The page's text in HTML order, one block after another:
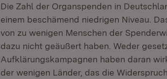
Die Zahl der Organspenden in
einem beschämend niedrigen Niveau.
von zu wenigen Menschen der
dazu nicht geäußert haben. Weder
Aufklärungskampagnen haben daran
der wenigen Länder, das die